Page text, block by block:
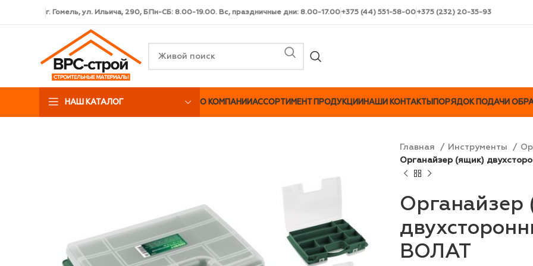
г. Гомель, ул. Ильича, 290, Б Пн-СБ: 8.00-19.00. Вс, праздничные дни: 8.00-17.00+375 (44) 551-58-00+375 (232) 20-35-93
НАШ КАТАЛОГ О КОМПАНИИАССОРТИМЕНТ ПРОДУКЦИИ НАШИ КОНТАКТЫ ПОРЯДОК ПОДАЧИ
Главная Инструменты
Органайзер (ящик)
Органайзер
ВОЛАТ